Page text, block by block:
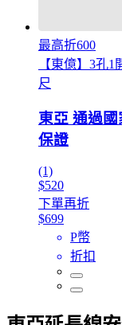
最高折600
【東億】3孔
尺
東亞 通過
保證
(1)
$520
下單再折
$699
P幣
折扣